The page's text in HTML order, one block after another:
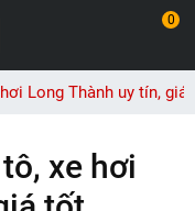
0
hơi Long Thành uy tín, giá
tô, xe hơi